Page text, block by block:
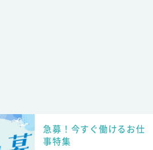
急募！今すぐ働けるお仕
事特集